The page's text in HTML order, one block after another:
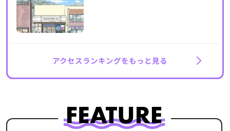
アクセスランキングをもっと見る